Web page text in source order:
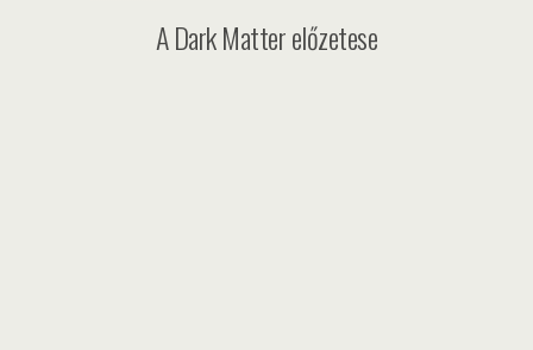
A Dark Matter előzetese